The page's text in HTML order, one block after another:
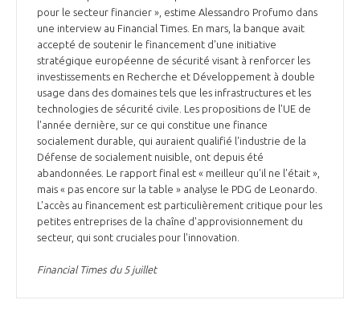
pour le secteur financier », estime Alessandro Profumo dans
une interview au Financial Times. En mars, la banque avait
accepté de soutenir le financement d'une initiative
stratégique européenne de sécurité visant à renforcer les
investissements en Recherche et Développement à double
usage dans des domaines tels que les infrastructures et les
technologies de sécurité civile. Les propositions de l'UE de
l'année dernière, sur ce qui constitue une finance
socialement durable, qui auraient qualifié l'industrie de la
Défense de socialement nuisible, ont depuis été
abandonnées. Le rapport final est « meilleur qu'il ne l'était »,
mais « pas encore sur la table » analyse le PDG de Leonardo.
L'accès au financement est particulièrement critique pour les
petites entreprises de la chaîne d'approvisionnement du
secteur, qui sont cruciales pour l'innovation.
Financial Times du 5 juillet